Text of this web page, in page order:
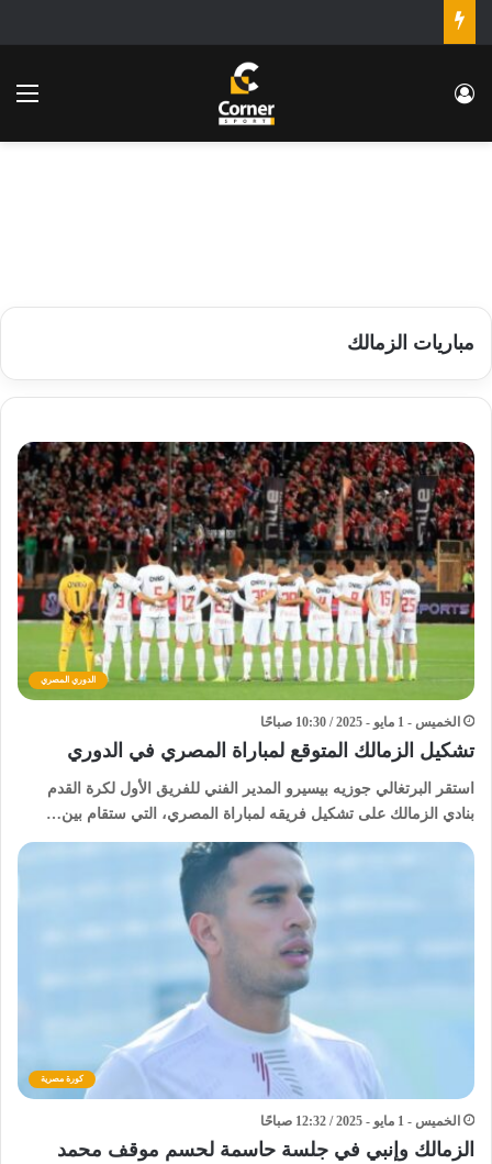
تسجيل الدخول
مباريات الزمالك
الدوري المصري
الخميس - 1 مايو - 2025 / 10:30 صباحًا
تشكيل الزمالك المتوقع لمباراة المصري في الدوري
استقر البرتغالي جوزيه بيسيرو المدير الفني للفريق الأول لكرة القدم
بنادي الزمالك على تشكيل فريقه لمباراة المصري، التي ستقام بين…
كورة مصرية
الخميس - 1 مايو - 2025 / 12:32 صباحًا
الزمالك وإنبي في جلسة حاسمة لحسم موقف محمد